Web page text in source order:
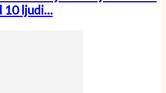
10 ljudi…